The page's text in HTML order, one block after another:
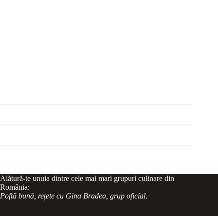
Alătură-te unuia dintre cele mai mari grupuri culinare din
România:
Poftă bună, rețete cu Gina Bradea, grup oficial.